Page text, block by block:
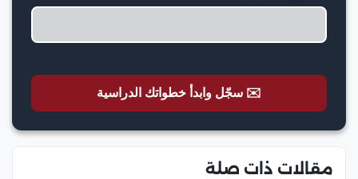
✉️ سجّل وابدأ خطواتك الدراسية
مقالات ذات صلة